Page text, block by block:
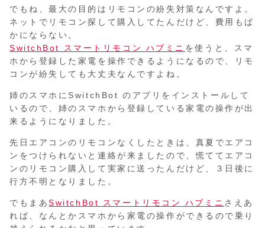
でもね、最大の目的はリモコンの紛失対策なんですよ。
ネットでリモコン探して購入してたんだけど、費用もば
かにならない。
SwitchBot スマートリモコン ハブミニ を使うと、スマ
ホから登録した家電を操作できるようになるので、リモ
コンが紛失しても大丈夫なんですよね。
姉のスマホにSwitchBot のアプリをインストールして
いるので、姉のスマホから登録している家電の操作が出
来るようになりました。
先日エアコンのリモコンなくしたときは、真夏でエアコ
ンをつけられないと連絡が来ましたので、慌ててエアコ
ンのリモコン購入して実家に送ったんだけど、３日後に
行方不明となりました。
でもまあSwitchBot スマートリモコン ハブミニ さえあ
れば、なんとかスマホから家電の操作ができるので乗り